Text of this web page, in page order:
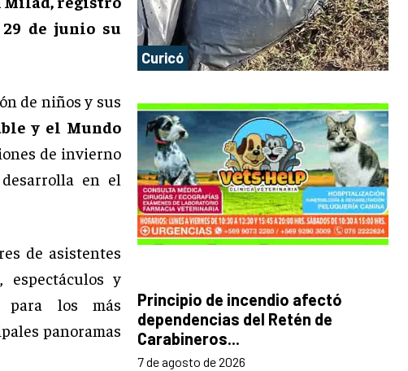
de junio su
de niños y sus
y el Mundo
de invierno
en el
de asistentes
espectáculos y
para los más
panoramas
Curicó
Principio de incendio afectó
dependencias del Retén de
Carabineros...
7 de agosto de 2026